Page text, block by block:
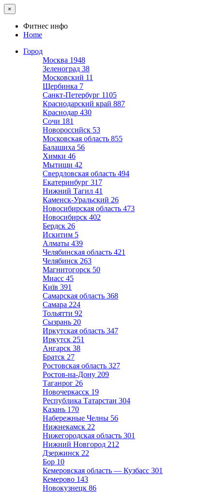
×
Фитнес инфо
Home
Город
Москва 1948
Зеленоград 38
Московский 11
Щербинка 7
Санкт-Петербург 1105
Краснодарский край 887
Краснодар 430
Сочи 181
Новороссийск 53
Московская область 855
Балашиха 56
Химки 46
Мытищи 42
Свердловская область 494
Екатеринбург 317
Нижний Тагил 41
Каменск-Уральский 26
Новосибирская область 473
Новосибирск 402
Бердск 26
Искитим 5
Алматы 439
Челябинская область 421
Челябинск 263
Магнитогорск 50
Миасс 45
Київ 391
Самарская область 368
Самара 224
Тольятти 92
Сызрань 20
Иркутская область 347
Иркутск 251
Ангарск 38
Братск 27
Ростовская область 327
Ростов-на-Дону 209
Таганрог 26
Новочеркасск 19
Республика Татарстан 304
Казань 170
Набережные Челны 56
Нижнекамск 22
Нижегородская область 301
Нижний Новгород 212
Дзержинск 22
Бор 10
Кемеровская область — Кузбасс 301
Кемерово 143
Новокузнецк 86